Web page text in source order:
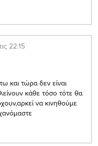
22:15
και τώρα δεν είναι
κάθε τόσο τότε θα
να κινηθούμε